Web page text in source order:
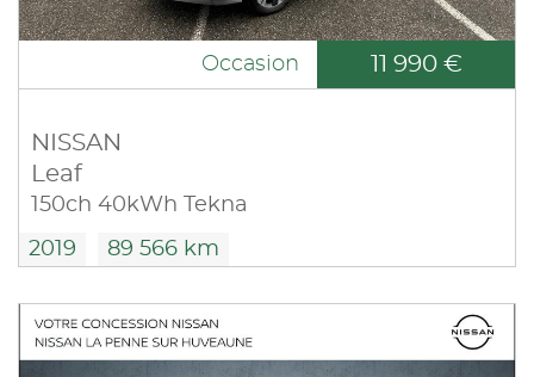
Occasion 11 990 €
NISSAN
Leaf
150ch 40kWh Tekna
2019 89 566 km